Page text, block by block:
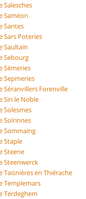
Salesches
Saméon
Santes
Sars Poteries
Saultain
Sebourg
Sémeries
Sepmeries
Séranvillers Forenville
Sin le Noble
Solesmes
Solrinnes
Sommaing
Staple
Steene
Steenwerck
Taisnières en Thiérache
Templemars
Terdeghem